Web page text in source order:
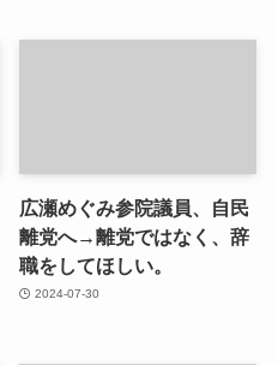
広瀬めぐみ参院議員、自民
離党へ→離党ではなく、辞
職をしてほしい。
2024-07-30